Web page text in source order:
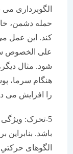
الگوبرداری می
حمله دشمن،
کند. این عمل می
علی الخصوص سازه
شود. مثال دیگر،
هنگام سرما، پوسته
را افزایش می دهد.
5-تحرک: ویژگی
باشد. بنابراین
الگوهای حرکتیِ